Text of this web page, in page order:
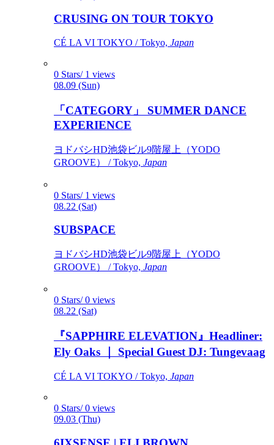
CRUSING ON TOUR TOKYO
CÉ LA VI TOKYO / Tokyo, Japan
0 Stars/ 1 views
08.09 (Sun)
「CATEGORY」 SUMMER DANCE
EXPERIENCE
ヨドバシHD池袋ビル9階屋上（YODO
GROOVE） / Tokyo, Japan
0 Stars/ 1 views
08.22 (Sat)
SUBSPACE
ヨドバシHD池袋ビル9階屋上（YODO
GROOVE） / Tokyo, Japan
0 Stars/ 0 views
08.22 (Sat)
『SAPPHIRE ELEVATION』Headliner:
Ely Oaks ｜ Special Guest DJ: Tungevaag
CÉ LA VI TOKYO / Tokyo, Japan
0 Stars/ 0 views
09.03 (Thu)